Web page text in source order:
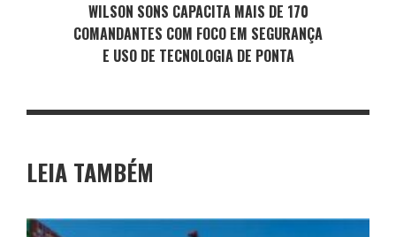
WILSON SONS CAPACITA MAIS DE 170
COMANDANTES COM FOCO EM SEGURANÇA
E USO DE TECNOLOGIA DE PONTA
LEIA TAMBÉM